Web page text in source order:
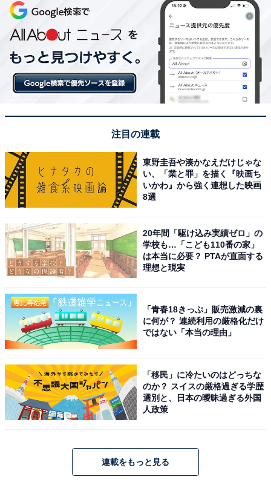
注目の連載
東野圭吾や湊かなえだけじゃな
い、「業と罪」を描く『映画ち
いかわ』から強く連想した映画
8選
20年間「駆け込み実績ゼロ」の
学校も…「こども110番の家」
は本当に必要？ PTAが直面する
理想と現実
「青春18きっぷ」販売激減の裏
に何が？ 連続利用の厳格化だけ
ではない「本当の理由」
「移民」に冷たいのはどっちな
のか？ スイスの厳格過ぎる学歴
選別と、日本の曖昧過ぎる外国
人政策
連載をもっと見る